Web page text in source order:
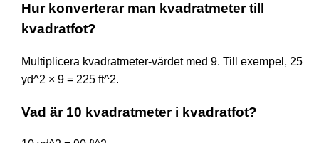
Hur konverterar man kvadratmeter till
kvadratfot?
Multiplicera kvadratmeter-värdet med 9. Till exempel, 25
yd^2 × 9 = 225 ft^2.
Vad är 10 kvadratmeter i kvadratfot?